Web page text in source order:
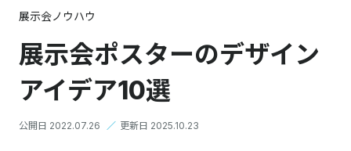
展示会ノウハウ
展示会ポスターのデザイン
アイデア10選
公開日 2022.07.26 ／ 更新日 2025.10.23